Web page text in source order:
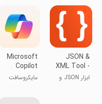
JSON &
XML Tool -
JSON
Editor
ابزار JSON و
Microsoft
Copilot
مایکروسافت